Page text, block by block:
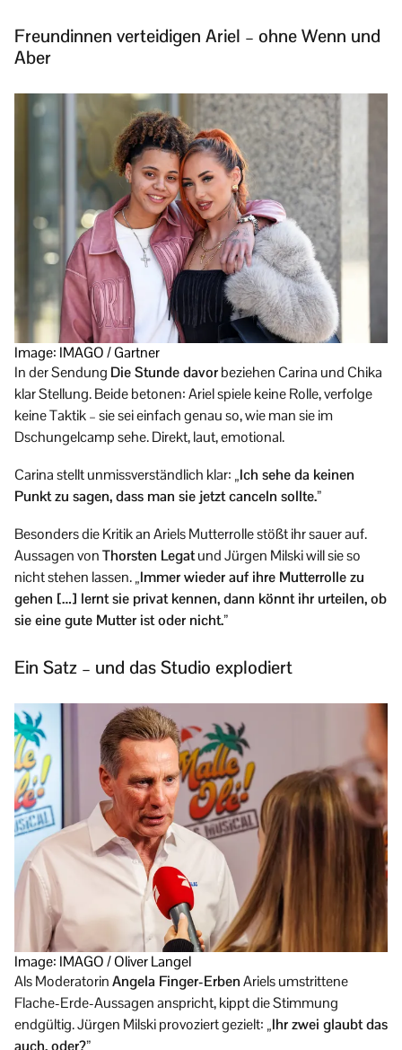
Freundinnen verteidigen Ariel – ohne Wenn und
Aber
Image: IMAGO / Gartner
In der Sendung Die Stunde davorbeziehen Carina und Chika
klar Stellung. Beide betonen: Ariel spiele keine Rolle, verfolge
keine Taktik – sie sei einfach genau so, wie man sie im
Dschungelcamp sehe. Direkt, laut, emotional.
Carina stellt unmissverständlich klar: „Ich sehe da keinen
Punkt zu sagen, dass man sie jetzt canceln sollte.”
Besonders die Kritik an Ariels Mutterrolle stößt ihr sauer auf.
Aussagen vonThorsten Legatund Jürgen Milski will sie so
nicht stehen lassen.„Immer wieder auf ihre Mutterrolle zu
gehen […] lernt sie privat kennen, dann könnt ihr urteilen, ob
sie eine gute Mutter ist oder nicht.”
Ein Satz – und das Studio explodiert
Image: IMAGO / Oliver Langel
Als ModeratorinAngela Finger-ErbenAriels umstrittene
Flache-Erde-Aussagen anspricht, kippt die Stimmung
endgültig. Jürgen Milski provoziert gezielt: „Ihr zwei glaubt das